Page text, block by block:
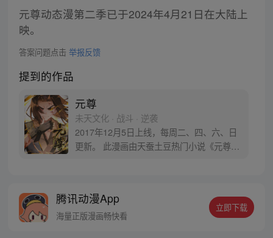
元尊动态漫第二季已于2024年4月21日在大陆上
映。
答案问题点击 举报反馈
提到的作品
元尊
未天文化 · 战斗 · 逆袭
2017年12月5日上线，每周二、四、六、日
更新。 此漫画由天蚕土豆热门小说《元尊》
腾讯动漫App
海量正版漫画畅快看
立即下载